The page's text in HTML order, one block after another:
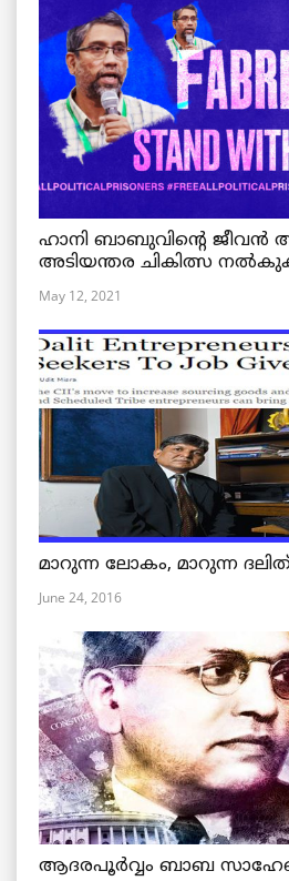
ഹാനി ബാബുവിന്റെ ജീവൻ
അടിയന്തര ചികിത്സ
May 12, 2021
മാറുന്ന ലോകം, മാറുന്ന
June 24, 2016
ആദരപൂര്‍വ്വം ബാബ